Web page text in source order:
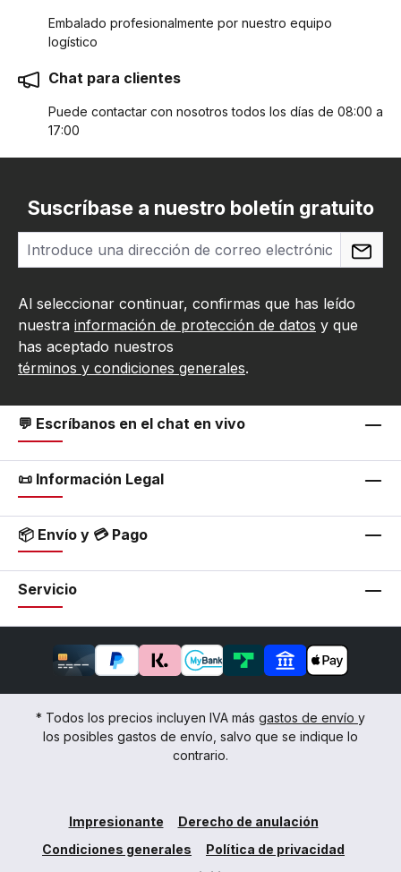
Embalado profesionalmente por nuestro equipo
logístico
Chat para clientes
Puede contactar con nosotros todos los días de 08:00 a
17:00
Suscríbase a nuestro boletín gratuito
Al seleccionar continuar, confirmas que has leído
nuestra información de protección de datos y que
has aceptado nuestros
términos y condiciones generales.
💬 Escríbanos en el chat en vivo
📜 Información Legal
📦 Envío y 💳 Pago
Servicio
* Todos los precios incluyen IVA más gastos de envío y
los posibles gastos de envío, salvo que se indique lo
contrario.
Impresionante
Derecho de anulación
Condiciones generales
Política de privacidad